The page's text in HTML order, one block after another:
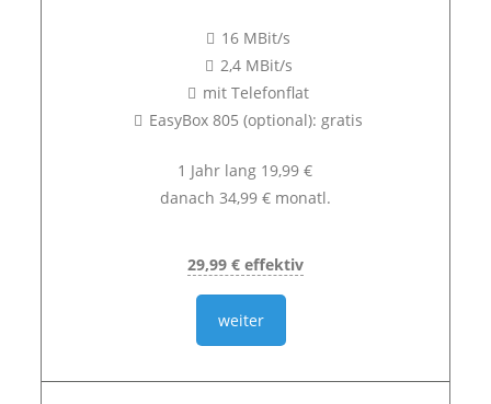
16 MBit/s
2,4 MBit/s
mit Telefonflat
EasyBox 805 (optional): gratis
1 Jahr lang 19,99 €
danach 34,99 € monatl.
29,99 € effektiv
weiter